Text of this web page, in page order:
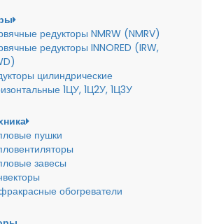
редукторы NMRW (NMRV)
редукторы INNORED (IRW,
цилиндрические
1ЦУ, 1Ц2У, 1Ц3У
пушки
завесы
обогреватели